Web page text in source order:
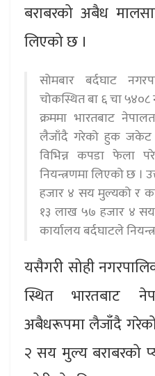
बराबरको अबैध
लिएको छ ।
सोमबार बर्दघाट
चोकस्थित बा ६ चा
क्रममा भारतबाट
लैजाँदै गरेको हुक जकेट
विभिन्न कपडा फेला
नियन्त्रणमा लिएको छ
हजार ४ सय मुल्यको र
१३ लाख ५७ हजार ४ सय
कार्यालय बर्दघाटले
यसैगरी सोही
स्थित भारतबाट
अबैधरूपमा लैजाँदै
२ सय मुल्य बराबरको